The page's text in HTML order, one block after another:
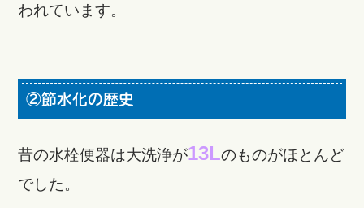
われています。
②節水化の歴史
昔の水栓便器は大洗浄が13Lのものがほとんど
でした。